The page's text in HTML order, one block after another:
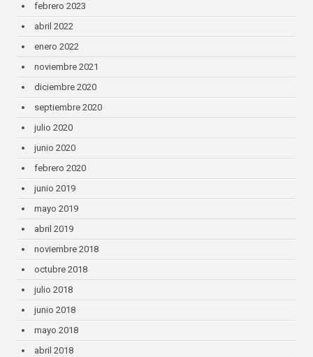
febrero 2023
abril 2022
enero 2022
noviembre 2021
diciembre 2020
septiembre 2020
julio 2020
junio 2020
febrero 2020
junio 2019
mayo 2019
abril 2019
noviembre 2018
octubre 2018
julio 2018
junio 2018
mayo 2018
abril 2018